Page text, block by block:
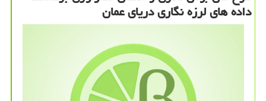
داده های لرزه نگاری دریای عمان